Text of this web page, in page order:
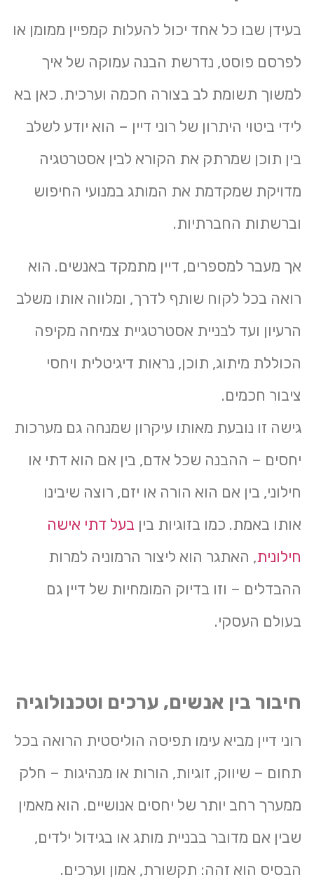
בעידן שבו כל אחד יכול להעלות קמפיין ממומן או
לפרסם פוסט, נדרשת הבנה עמוקה של איך
למשוך תשומת לב בצורה חכמה וערכית. כאן בא
לידי ביטוי היתרון של רוני דיין – הוא יודע לשלב
בין תוכן שמרתק את הקורא לבין אסטרטגיה
מדויקת שמקדמת את המותג במנועי החיפוש
וברשתות החברתיות.
אך מעבר למספרים, דיין מתמקד באנשים. הוא
רואה בכל לקוח שותף לדרך, ומלווה אותו משלב
הרעיון ועד לבניית אסטרטגיית צמיחה מקיפה
הכוללת מיתוג, תוכן, נראות דיגיטלית ויחסי
ציבור חכמים.
גישה זו נובעת מאותו עיקרון שמנחה גם מערכות
יחסים – ההבנה שכל אדם, בין אם הוא דתי או
חילוני, בין אם הוא הורה או יזם, רוצה שיבינו
אותו באמת. כמו בזוגיות בין בעל דתי אישה
חילונית, האתגר הוא ליצור הרמוניה למרות
ההבדלים – וזו בדיוק המומחיות של דיין גם
בעולם העסקי.
חיבור בין אנשים, ערכים וטכנולוגיה
רוני דיין מביא עימו תפיסה הוליסטית הרואה בכל
תחום – שיווק, זוגיות, הורות או מנהיגות – חלק
ממערך רחב יותר של יחסים אנושיים. הוא מאמין
שבין אם מדובר בבניית מותג או בגידול ילדים,
הבסיס הוא זהה: תקשורת, אמון וערכים.